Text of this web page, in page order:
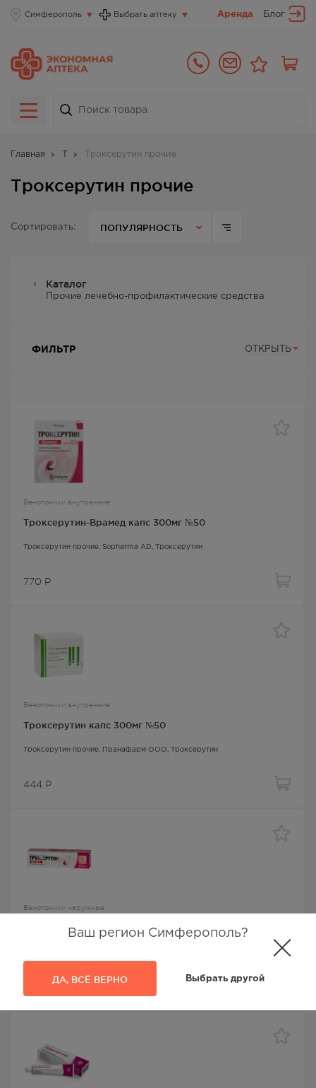
Симферополь
Ваш регион Симферополь?
ДА, ВСЁ ВЕРНО Выбрать другой
Выбрать аптеку Аренда Блог
Главная Троксерутин прочие
Троксерутин прочие
Сортировать: ПОПУЛЯРНОСТЬ
Каталог
Прочие лечебно-профилактические средства
ФИЛЬТР ОТКРЫТЬ
Венотоники внутренние
Троксерутин-Врамед капс 300мг №50
Троксерутин прочие, Sopharma AD, Троксерутин
770 Р
Венотоники внутренние
Троксерутин капс 300мг №50
Троксерутин прочие, Пранафарм ООО, Троксерутин
444 Р
Венотоники наружные
Троксерутин-Врамед гель 2% 40г